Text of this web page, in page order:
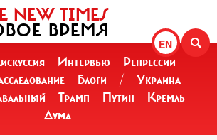
EN
NEW TIMES
ВРЕМЯ
Интервью
Репрессии
Блоги /
Украина
Трамп Путин
Кремль
Дума